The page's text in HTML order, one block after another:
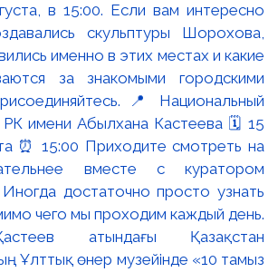
в 15:00. Если вам интересно
скульптуры Шорохова,
именно в этих местах и какие
за знакомыми городскими
📍 Национальный
РК имени Абылхана Кастеева 🗓 15
⏰ 15:00 Приходите смотреть на
вместе с куратором
достаточно просто узнать
чего мы проходим каждый день.